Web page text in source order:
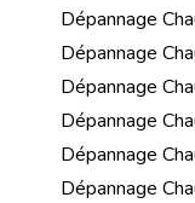
Dépannage
Dépannage
Dépannage
Dépannage
Dépannage
Dépannage